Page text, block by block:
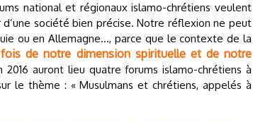
national et régionaux islamo-chrétiens veulent
société bien précise. Notre réflexion ne peut
ou en Allemagne…, parce que le contexte de la
de notre dimension spirituelle et de notre
auront lieu quatre forums islamo-chrétiens à
le thème : « Musulmans et chrétiens, appelés à